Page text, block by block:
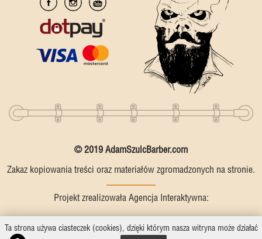
© 2019 AdamSzulcBarber.com
Zakaz kopiowania treści oraz materiałów zgromadzonych na stronie.
Projekt zrealizowała Agencja Interaktywna:
Ta strona używa ciasteczek (cookies), dzięki którym nasza witryna może działać